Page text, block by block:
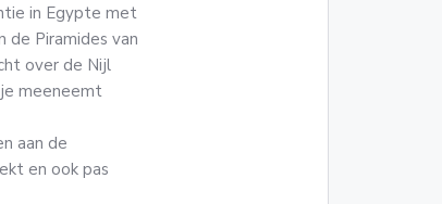
in Egypte met
de Piramides van
over de Nijl
je meeneemt
aan de
en ook pas